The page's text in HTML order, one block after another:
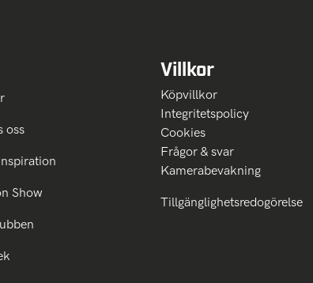
oss
Show
Villkor
Köpvillkor
Integritetspolicy
Cookies
Frågor & svar
Kamerabevakning
Tillgänglighetsredogörelse